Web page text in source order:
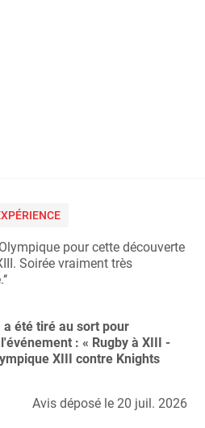
Olympique pour cette découverte
Soirée vraiment très
a été tiré au sort pour
: « Rugby à XIII -
XIII contre Knights
Avis déposé le 20 juil. 2026